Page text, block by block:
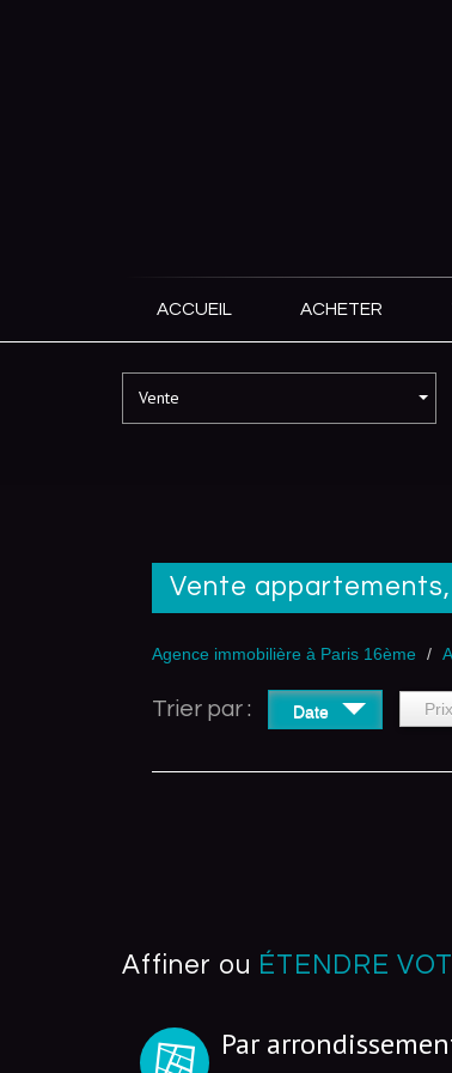
ACCUEIL ACHETER
Vente
Vente
Agence immobilière à Paris 16ème
Trier par : Date Prix
Affiner ou ÉTENDRE
Par